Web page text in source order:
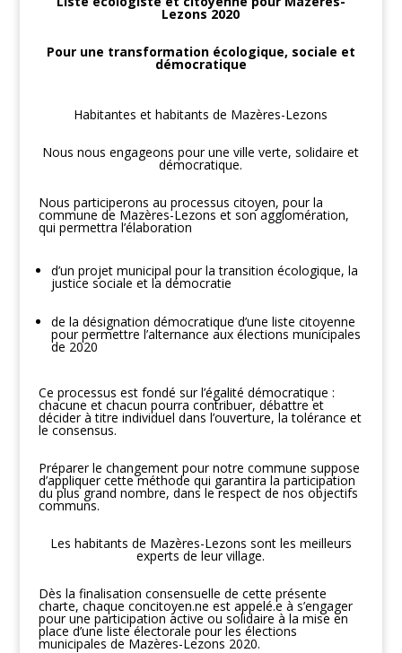
Lezons 2020
Pour une transformation écologique, sociale et
démocratique
Habitantes et habitants de Mazères-Lezons
Nous nous engageons pour une ville verte, solidaire et
démocratique.
Nous participerons au processus citoyen, pour la
commune de Mazères-Lezons et son agglomération,
qui permettra l’élaboration
d’un projet municipal pour la transition écologique, la
justice sociale et la démocratie
de la désignation démocratique d’une liste citoyenne
pour permettre l’alternance aux élections municipales
de 2020
Ce processus est fondé sur l’égalité démocratique :
chacune et chacun pourra contribuer, débattre et
décider à titre individuel dans l’ouverture, la tolérance et
le consensus.
Préparer le changement pour notre commune suppose
d’appliquer cette méthode qui garantira la participation
du plus grand nombre, dans le respect de nos objectifs
communs.
Les habitants de Mazères-Lezons sont les meilleurs
experts de leur village.
Dès la finalisation consensuelle de cette présente
charte, chaque concitoyen.ne est appelé.e à s’engager
pour une participation active ou solidaire à la mise en
place d’une liste électorale pour les élections
municipales de Mazères-Lezons 2020.